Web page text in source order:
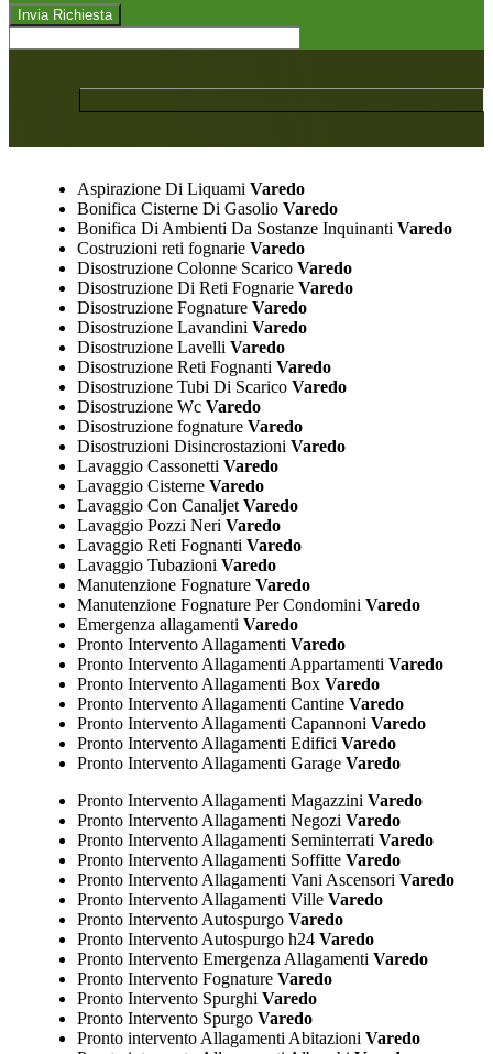
Aspirazione Di Liquami Varedo
Bonifica Cisterne Di GasolioVaredo
Bonifica Di Ambienti Da Sostanze Inquinanti Varedo
Costruzioni reti fognarieVaredo
Disostruzione Colonne ScaricoVaredo
Disostruzione Di Reti FognarieVaredo
Disostruzione FognatureVaredo
Disostruzione Lavandini Varedo
Disostruzione Lavelli Varedo
Disostruzione Reti Fognanti Varedo
Disostruzione Tubi Di ScaricoVaredo
Disostruzione WcVaredo
Disostruzione fognatureVaredo
Disostruzioni Disincrostazioni Varedo
Lavaggio Cassonetti Varedo
Lavaggio CisterneVaredo
Lavaggio Con CanaljetVaredo
Lavaggio Pozzi Neri Varedo
Lavaggio Reti Fognanti Varedo
Lavaggio Tubazioni Varedo
Manutenzione FognatureVaredo
Manutenzione Fognature Per Condomini Varedo
Emergenza allagamenti Varedo
Pronto Intervento Allagamenti Varedo
Pronto Intervento Allagamenti Appartamenti Varedo
Pronto Intervento Allagamenti BoxVaredo
Pronto Intervento Allagamenti CantineVaredo
Pronto Intervento Allagamenti Capannoni Varedo
Pronto Intervento Allagamenti Edifici Varedo
Pronto Intervento Allagamenti GarageVaredo
Pronto Intervento Allagamenti Magazzini Varedo
Pronto Intervento Allagamenti Negozi Varedo
Pronto Intervento Allagamenti Seminterrati Varedo
Pronto Intervento Allagamenti SoffitteVaredo
Pronto Intervento Allagamenti Vani Ascensori Varedo
Pronto Intervento Allagamenti VilleVaredo
Pronto Intervento AutospurgoVaredo
Pronto Intervento Autospurgo h24Varedo
Pronto Intervento Emergenza Allagamenti Varedo
Pronto Intervento FognatureVaredo
Pronto Intervento Spurghi Varedo
Pronto Intervento SpurgoVaredo
Pronto intervento Allagamenti Abitazioni Varedo